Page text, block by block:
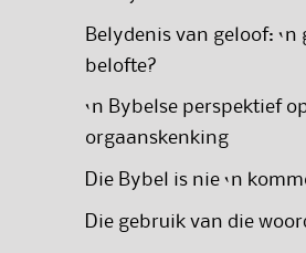
Belydenis van geloof: ‘n
belofte?
‘n Bybelse perspektief
orgaanskenking
Die Bybel is nie ‘n
Die gebruik van die